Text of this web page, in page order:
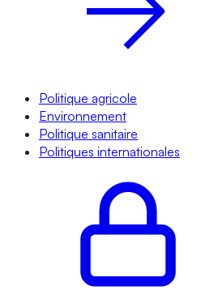
Politique agricole
Environnement
Politique sanitaire
Politiques internationales